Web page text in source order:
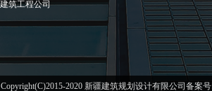
建筑工程公司
2020 新疆建筑规划设计有限公司备案